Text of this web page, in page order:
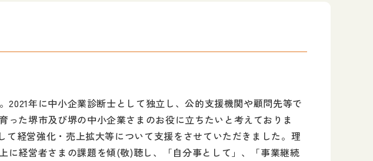
2021年に中小企業診断士として独立し、公的支援機関や顧問先等で
った堺市及び堺の中小企業さまのお役に立ちたいと考えておりま
て経営強化・売上拡大等について支援をさせていただきました。理
に経営者さまの課題を傾(敬)聴し、「自分事として」、「事業継続